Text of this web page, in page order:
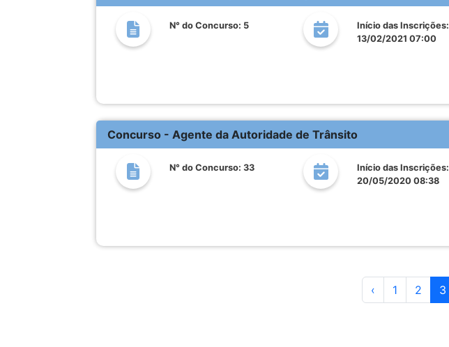
N° do Concurso: 5
Início das Inscrições:
13/02/2021 07:00
Concurso - Agente da Autoridade de Trânsito
N° do Concurso: 33
Início das Inscrições:
20/05/2020 08:38
‹ 1 2 3